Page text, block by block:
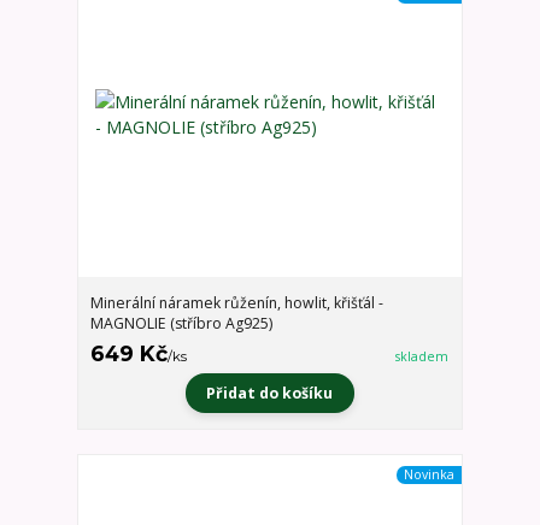
Minerální náramek růženín, howlit, křišťál -
MAGNOLIE (stříbro Ag925)
649 Kč/ks skladem
Přidat do košíku
Novinka